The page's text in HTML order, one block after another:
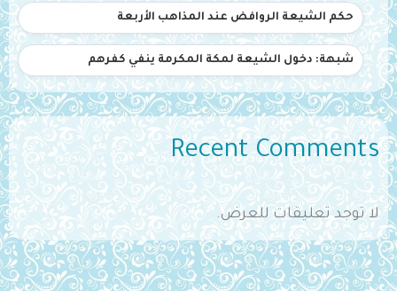
حكم الشيعة الروافض عند المذاهب الأربعة
شبهة: دخول الشيعة لمكة المكرمة ينفي كفرهم
Recent Comments
لا توجد تعليقات للعرض.